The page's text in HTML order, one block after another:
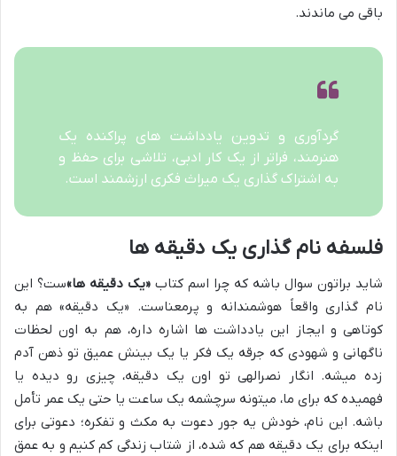
باقی می ماندند.
گردآوری و تدوین یادداشت های پراکنده یک
هنرمند، فراتر از یک کار ادبی، تلاشی برای حفظ و
به اشتراک گذاری یک میراث فکری ارزشمند است.
فلسفه نام گذاری یک دقیقه ها
شاید براتون سوال باشه که چرا اسم کتاب «یک دقیقه ها»ست؟ این
نام گذاری واقعاً هوشمندانه و پرمعناست. «یک دقیقه» هم به
کوتاهی و ایجاز این یادداشت ها اشاره داره، هم به اون لحظات
ناگهانی و شهودی که جرقه یک فکر یا یک بینش عمیق تو ذهن آدم
زده میشه. انگار نصرالهی تو اون یک دقیقه، چیزی رو دیده یا
فهمیده که برای ما، میتونه سرچشمه یک ساعت یا حتی یک عمر تأمل
باشه. این نام، خودش یه جور دعوت به مکث و تفکره؛ دعوتی برای
اینکه برای یک دقیقه هم که شده، از شتاب زندگی کم کنیم و به عمق